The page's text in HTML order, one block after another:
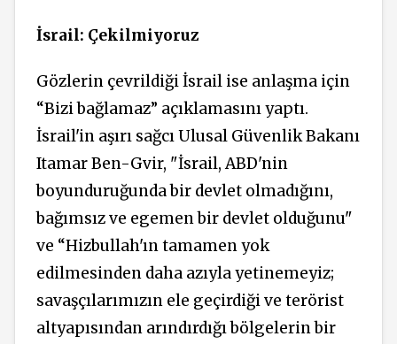
İsrail: Çekilmiyoruz
Gözlerin çevrildiği İsrail ise anlaşma için
“Bizi bağlamaz” açıklamasını yaptı.
İsrail'in aşırı sağcı Ulusal Güvenlik Bakanı
Itamar Ben-Gvir, "İsrail, ABD'nin
boyunduruğunda bir devlet olmadığını,
bağımsız ve egemen bir devlet olduğunu"
ve “Hizbullah'ın tamamen yok
edilmesinden daha azıyla yetinemeyiz;
savaşçılarımızın ele geçirdiği ve terörist
altyapısından arındırdığı bölgelerin bir